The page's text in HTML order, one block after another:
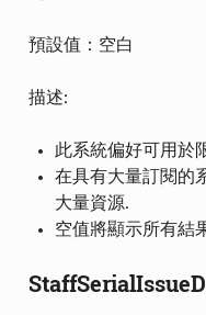
預設值：空白
描述:
此系統偏好可用於
在具有大量訂閱的
大量資源.
空值將顯示所有結